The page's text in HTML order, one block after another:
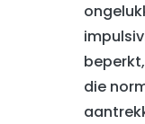
die